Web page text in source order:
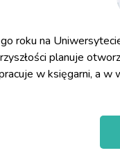
roku na
planuje
w księgarni, a w